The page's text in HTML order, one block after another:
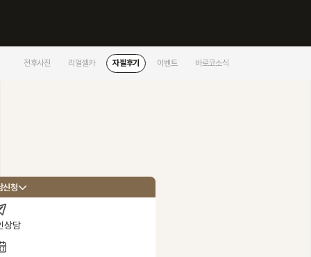
전후사진 리얼셀카 자필후기 이벤트 바로코소식
신청
상담
안심수술케어
의료진 소개